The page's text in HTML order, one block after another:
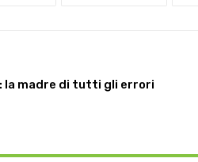
la madre di tutti gli errori